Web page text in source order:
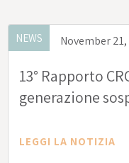
NEWS November
13° Rapporto
generazione
LEGGI LA NOTIZIA